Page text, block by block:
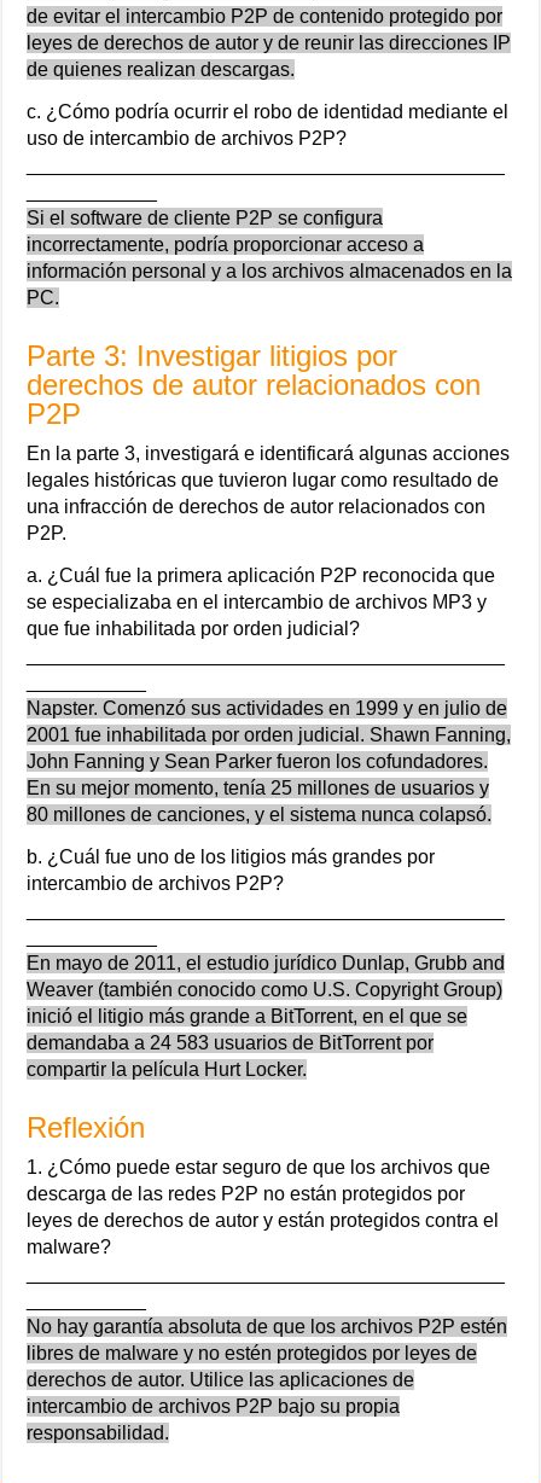
de evitar el intercambio P2P de contenido protegido por
leyes de derechos de autor y de reunir las direcciones IP
de quienes realizan descargas.
c. ¿Cómo podría ocurrir el robo de identidad mediante el
uso de intercambio de archivos P2P?
Si el software de cliente P2P se configura
incorrectamente, podría proporcionar acceso a
información personal y a los archivos almacenados en la
PC.
Parte 3: Investigar litigios por
derechos de autor relacionados con
P2P
En la parte 3, investigará e identificará algunas acciones
legales históricas que tuvieron lugar como resultado de
una infracción de derechos de autor relacionados con
P2P.
a. ¿Cuál fue la primera aplicación P2P reconocida que
se especializaba en el intercambio de archivos MP3 y
que fue inhabilitada por orden judicial?
Napster. Comenzó sus actividades en 1999 y en julio de
2001 fue inhabilitada por orden judicial. Shawn Fanning,
John Fanning y Sean Parker fueron los cofundadores.
En su mejor momento, tenía 25 millones de usuarios y
80 millones de canciones, y el sistema nunca colapsó.
b. ¿Cuál fue uno de los litigios más grandes por
intercambio de archivos P2P?
En mayo de 2011, el estudio jurídico Dunlap, Grubb and
Weaver (también conocido como U.S. Copyright Group)
inició el litigio más grande a BitTorrent, en el que se
demandaba a 24 583 usuarios de BitTorrent por
compartir la película Hurt Locker.
Reflexión
1. ¿Cómo puede estar seguro de que los archivos que
descarga de las redes P2P no están protegidos por
leyes de derechos de autor y están protegidos contra el
malware?
No hay garantía absoluta de que los archivos P2P estén
libres de malware y no estén protegidos por leyes de
derechos de autor. Utilice las aplicaciones de
intercambio de archivos P2P bajo su propia
responsabilidad.